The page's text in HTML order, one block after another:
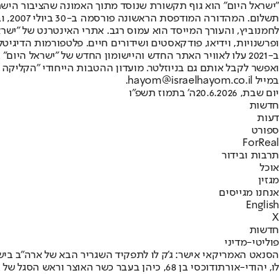
"ישראל היום" הוא גוף תקשורת שנוסד מתוך האמונה שהציבור
ופרשנויות, וידיאו, פודקאסטים ושידורים חיים. פלטפורמות
ב-2021 עלו לאוויר האתר החדש והיישומון החדש של
ואפשר לקבל אותם גם בניוזלטר. מועדון ההטבות הייחודי
במייל hayom@israelhayom.co.il.
יום שבת, 20.6.2026
ה' בתמוז תשפ"ו
חדשות
דעות
ספורט
ForReal
תרבות ובידור
אוכל
מגזין
אנחנו מגייסים
English
X
חדשות
פוליטי-מדיני
הסנאט האמריקאי אישר: ג'ק לו לתפקיד השגריר הבא של ארה"ב
לו, יהודי-אורתודוכסי בן 68, כיהן בעבר